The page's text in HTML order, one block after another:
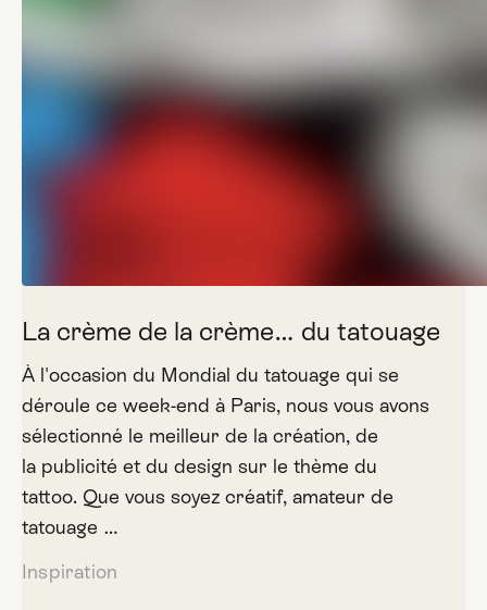
La crème de la crème… du tatouage
À l'occasion du Mondial du tatouage qui se
déroule ce week-end à Paris, nous vous avons
sélectionné le meilleur de la création, de
la publicité et du design sur le thème du
tattoo. Que vous soyez créatif, amateur de
tatouage …
Inspiration